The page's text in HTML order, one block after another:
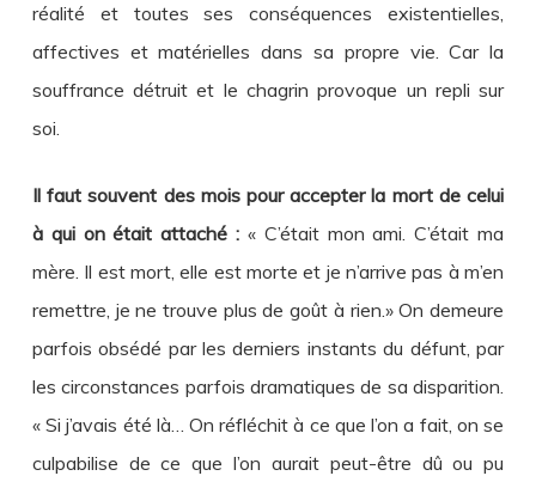
réalité et toutes ses conséquences existentielles,
affectives et matérielles dans sa propre vie. Car la
souffrance détruit et le chagrin provoque un repli sur
soi.
Il faut souvent des mois pour accepter la mort de celui
à qui on était attaché : « C’était mon ami. C’était ma
mère. Il est mort, elle est morte et je n’arrive pas à m’en
remettre, je ne trouve plus de goût à rien.» On demeure
parfois obsédé par les derniers instants du défunt, par
les circonstances parfois dramatiques de sa disparition.
« Si j’avais été là… On réfléchit à ce que l’on a fait, on se
culpabilise de ce que l’on aurait peut-être dû ou pu